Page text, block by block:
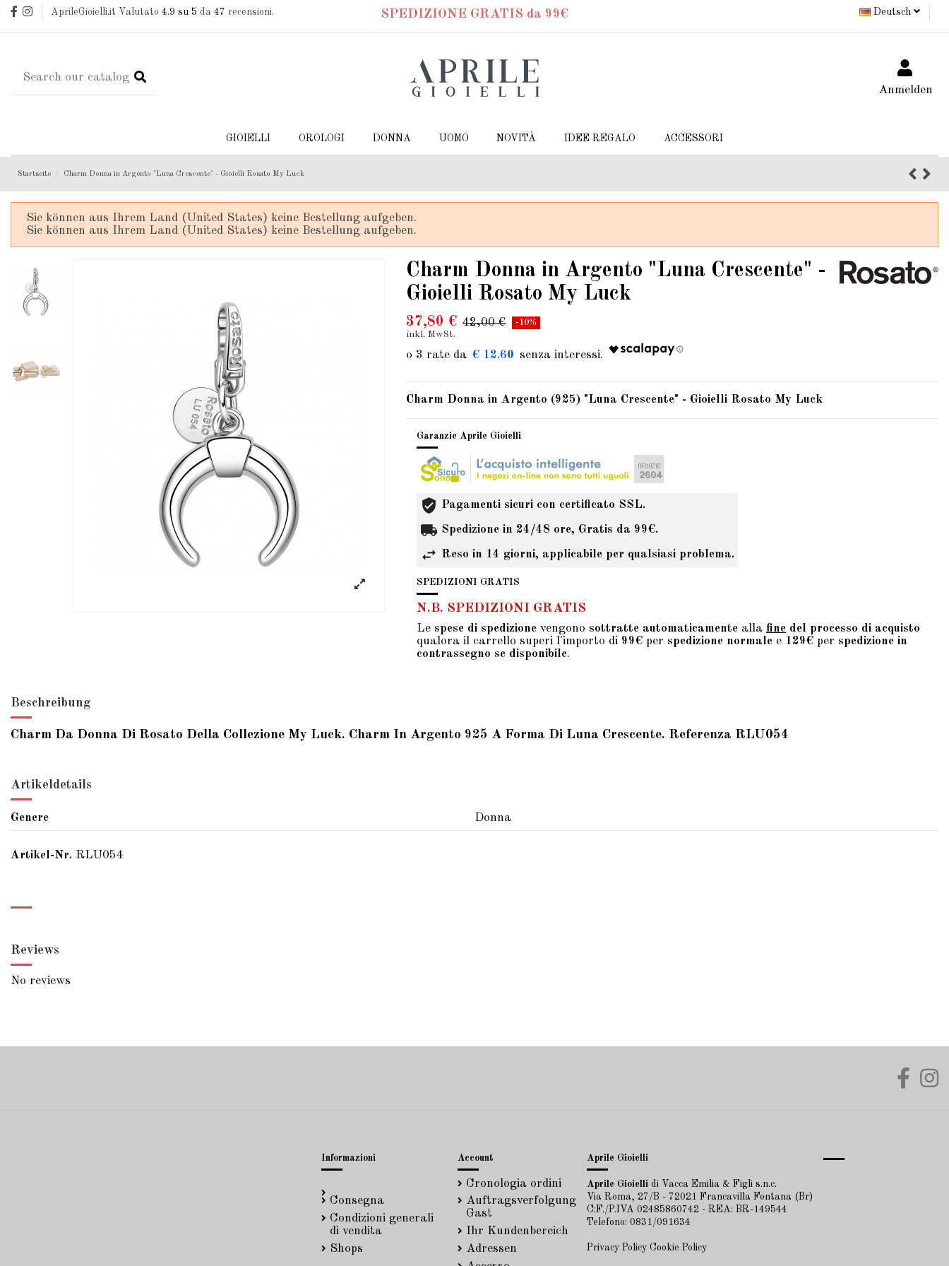
AprileGioielli.it Valutato4.9 su 5 da47 recensioni. SPEDIZIONE GRATIS da 99€ Deutsch
Anmelden
GIOIELLI OROLOGI DONNA UOMO NOVITÀ IDEE REGALO ACCESSORI
Startseite Charm Donna in Argento "Luna Crescente" - Gioielli Rosato My Luck
Sie können aus Ihrem Land (United States) keine Bestellung aufgeben.
Sie können aus Ihrem Land (United States) keine Bestellung aufgeben.
Charm Donna in Argento "Luna Crescente" -
Gioielli Rosato My Luck
37,80 € 42,00 €
-10%
inkl. MwSt.
€ 12.60
Charm Donna in Argento (925) "Luna Crescente" - Gioielli Rosato My Luck
Garanzie Aprile Gioielli
Pagamenti sicuri con certificato SSL.
Spedizione in 24/48 ore, Gratis da 99€.
Reso in 14 giorni, applicabile per qualsiasi problema.
SPEDIZIONI GRATIS
N.B. SPEDIZIONI GRATIS
Le spese di spedizione vengono sottratte automaticamente alla fine del processo di acquisto
qualora il carrello superi l'importo di 99€ per spedizione normale e 129€ per spedizione in
contrassegno se disponibile.
Beschreibung
Charm Da Donna Di Rosato Della Collezione My Luck. Charm In Argento 925 A Forma Di Luna Crescente. Referenza RLU054
Artikeldetails
Genere Donna
Artikel-Nr. RLU054
Reviews
No reviews
Informazioni
Consegna
Condizioni generali
di vendita
Shops
Account
Cronologia ordini
Auftragsverfolgung
Gast
Ihr Kundenbereich
Adressen
Aprile Gioielli
Aprile Gioielli di Vacca Emilia & Figli s.n.c.
Via Roma, 27/B - 72021 Francavilla Fontana (Br)
C:F./P.IVA 02485860742 - REA: BR-149544
Telefono: 0831/091634
Privacy Policy Cookie Policy